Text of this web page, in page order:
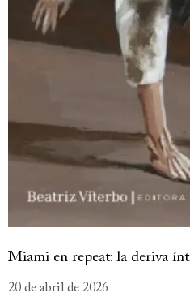
Miami en repeat: la deriva
20 de abril de 2026